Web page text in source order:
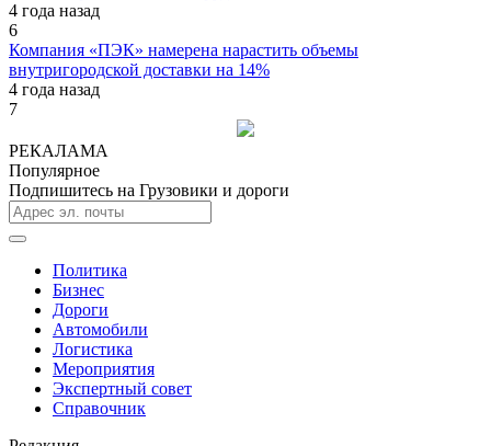
4 года назад
6
Компания «ПЭК» намерена нарастить объемы
внутригородской доставки на 14%
4 года назад
7
РЕКАЛАМА
Популярное
Подпишитесь на Грузовики и дороги
Политика
Бизнес
Дороги
Автомобили
Логистика
Мероприятия
Экспертный совет
Справочник